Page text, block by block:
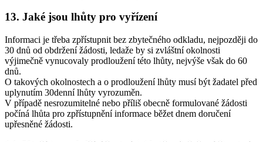
13. Jaké jsou lhůty pro vyřízení
Informaci je třeba zpřístupnit bez zbytečného odkladu, nejpozději do
30 dnů od obdržení žádosti, ledaže by si zvláštní okolnosti
výjimečně vynucovaly prodloužení této lhůty, nejvýše však do 60
dnů.
O takových okolnostech a o prodloužení lhůty musí být žadatel před
uplynutím 30denní lhůty vyrozuměn.
V případě nesrozumitelné nebo příliš obecně formulované žádosti
počíná lhůta pro zpřístupnění informace běžet dnem doručení
upřesněné žádosti.